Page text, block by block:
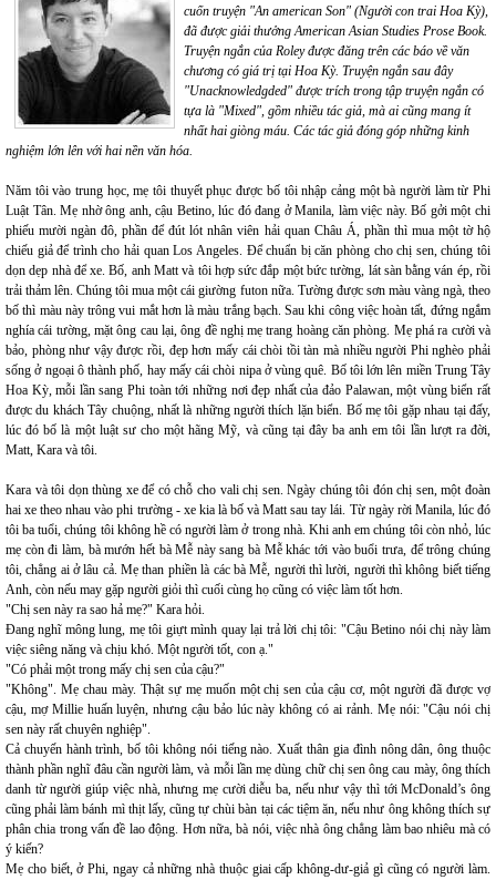
cuốn truyện "An american Son" (Người con trai Hoa Kỳ),
đã được giải thưởng American Asian Studies Prose Book.
Truyện ngắn của Roley được đăng trên các báo về văn
chương có giá trị tại Hoa Kỳ. Truyện ngắn sau đây
"Unacknowledgded" được trích trong tập truyện ngắn có
tựa là "Mixed", gồm nhiều tác giả, mà ai cũng mang ít
nhất hai giòng máu. Các tác giả đóng góp những kinh
nghiệm lớn lên với hai nền văn hóa.
Năm tôi vào trung học, mẹ tôi thuyết phục được bố tôi nhập cảng một bà người làm từ Phi
Luật Tân. Mẹ nhờ ông anh, cậu Betino, lúc đó đang ở Manila, làm việc này. Bố gởi một chi
phiếu mười ngàn đô, phần để đút lót nhân viên hải quan Châu Á, phần thì mua một tờ hộ
chiếu giả để trình cho hải quan Los Angeles. Để chuẩn bị căn phòng cho chị sen, chúng tôi
dọn dẹp nhà để xe. Bố, anh Matt và tôi hợp sức đắp một bức tường, lát sàn bằng ván ép, rồi
trải thảm lên. Chúng tôi mua một cái giường futon nữa. Tường được sơn màu vàng ngà, theo
bố thì màu này trông vui mắt hơn là màu trắng bạch. Sau khi công việc hoàn tất, đứng ngắm
nghía cái tường, mặt ông cau lại, ông đề nghị mẹ trang hoàng căn phòng. Mẹ phá ra cười và
bảo, phòng như vậy được rồi, đẹp hơn mấy cái chòi tồi tàn mà nhiều người Phi nghèo phải
sống ở ngoại ô thành phố, hay mấy cái chòi nipa ở vùng quê. Bố tôi lớn lên miền Trung Tây
Hoa Kỳ, mỗi lần sang Phi toàn tới những nơi đẹp nhất của đảo Palawan, một vùng biển rất
được du khách Tây chuộng, nhất là những người thích lặn biển. Bố mẹ tôi gặp nhau tại đấy,
lúc đó bố là một luật sư cho một hãng Mỹ, và cũng tại đây ba anh em tôi lần lượt ra đời,
Matt, Kara và tôi.
Kara và tôi dọn thùng xe để có chỗ cho vali chị sen. Ngày chúng tôi đón chị sen, một đoàn
hai xe theo nhau vào phi trường - xe kia là bố và Matt sau tay lái. Từ ngày rời Manila, lúc đó
tôi ba tuổi, chúng tôi không hề có người làm ở trong nhà. Khi anh em chúng tôi còn nhỏ, lúc
mẹ còn đi làm, bà mướn hết bà Mễ này sang bà Mễ khác tới vào buổi trưa, để trông chúng
tôi, chẳng ai ở lâu cả. Mẹ than phiền là các bà Mễ, người thì lười, người thì không biết tiếng
Anh, còn nếu may gặp người giỏi thì cuối cùng họ cũng có việc làm tốt hơn.
"Chị sen này ra sao hả mẹ?" Kara hỏi.
Đang nghĩ mông lung, mẹ tôi giựt mình quay lại trả lời chị tôi: "Cậu Betino nói chị này làm
việc siêng năng và chịu khó. Một người tốt, con ạ."
"Có phải một trong mấy chị sen của cậu?"
"Không". Mẹ chau mày. Thật sự mẹ muốn một chị sen của cậu cơ, một người đã được vợ
cậu, mợ Millie huấn luyện, nhưng cậu bảo lúc này không có ai rảnh. Mẹ nói: "Cậu nói chị
sen này rất chuyên nghiệp".
Cả chuyến hành trình, bố tôi không nói tiếng nào. Xuất thân gia đình nông dân, ông thuộc
thành phần nghĩ đâu cần người làm, và mỗi lần mẹ dùng chữ chị sen ông cau mày, ông thích
danh từ người giúp việc nhà, nhưng mẹ cười diễu ba, nếu như vậy thì tới McDonald’s ông
cũng phải làm bánh mì thịt lấy, cũng tự chùi bàn tại các tiệm ăn, nếu như ông không thích sự
phân chia trong vấn đề lao động. Hơn nữa, bà nói, việc nhà ông chẳng làm bao nhiêu mà có
ý kiến?
Mẹ cho biết, ở Phi, ngay cả những nhà thuộc giai cấp không-dư-giả gì cũng có người làm.